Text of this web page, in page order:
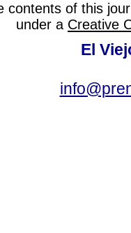
contents of this
under a Creative
El